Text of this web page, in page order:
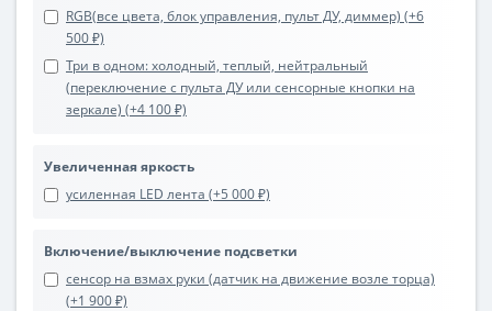
RGB(все цвета, блок управления, пульт ДУ, диммер) (+6
500 ₽)
Три в одном: холодный, теплый, нейтральный
(переключение с пульта ДУ или сенсорные кнопки на
зеркале) (+4 100 ₽)
Увеличенная яркость
усиленная LED лента (+5 000 ₽)
Включение/выключение подсветки
сенсор на взмах руки (датчик на движение возле торца)
(+1 900 ₽)